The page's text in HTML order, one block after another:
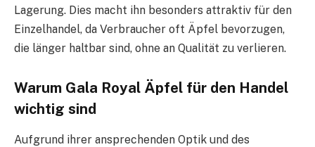
Lagerung. Dies macht ihn besonders attraktiv für den
Einzelhandel, da Verbraucher oft Äpfel bevorzugen,
die länger haltbar sind, ohne an Qualität zu verlieren.
Warum Gala Royal Äpfel für den Handel
wichtig sind
Aufgrund ihrer ansprechenden Optik und des